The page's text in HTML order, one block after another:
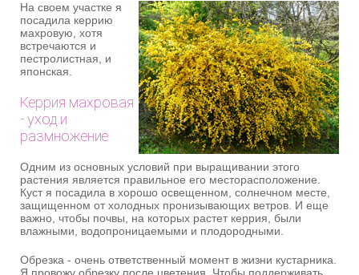
На своем участке я
посадила керрию
махровую, хотя
встречаются и
пестролистная, и
японская.
Керрия махровая
- уход и
размножение
Одним из основных условий при выращивании этого
растения является правильное его месторасположение.
Куст я посадила в хорошо освещенном, солнечном месте,
защищенном от холодных пронизывающих ветров. И еще
важно, чтобы почвы, на которых растет керрия, были
влажными, водопроницаемыми и плодородными.
Обрезка - очень ответственный момент в жизни кустарника.